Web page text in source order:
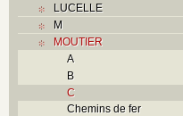
LUCELLE
M
MOUTIER
A
B
C
Chemins de fer